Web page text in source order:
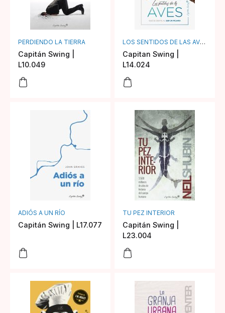
PERDIENDO LA TIERRA
Capitán Swing |
L10.049
LOS SENTIDOS DE LAS AVES
Capitan Swing |
L14.024
ADIÓS A UN RÍO
Capitán Swing | L17.077
TU PEZ INTERIOR
Capitán Swing |
L23.004